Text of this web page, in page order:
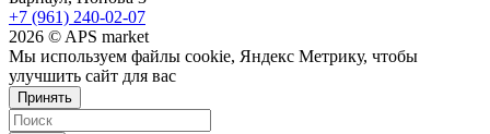
+7 (961) 240-02-07
2026 © APS market
Мы используем файлы cookie, Яндекс Метрику, чтобы
улучшить сайт для вас
Принять